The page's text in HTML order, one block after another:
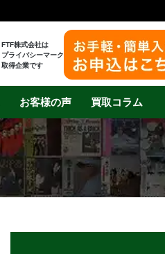
FTF株式会社は
プライバシーマーク
取得企業です
お客様の声 買取コラム